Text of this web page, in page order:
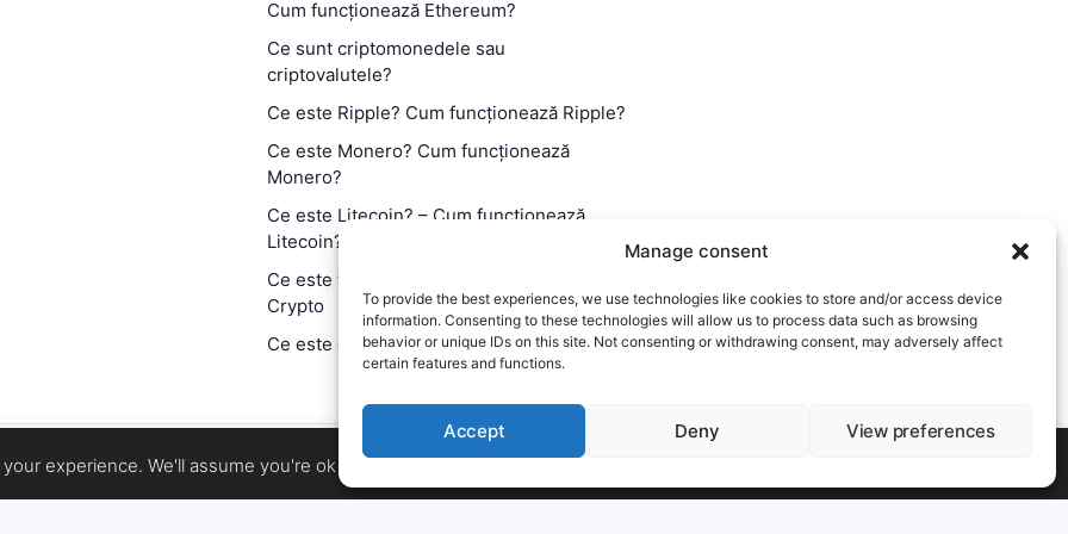
Manage consent
To provide the best experiences, we use technologies like cookies to store and/or access device
information. Consenting to these technologies will allow us to process data such as browsing
behavior or unique IDs on this site. Not consenting or withdrawing consent, may adversely affect
certain features and functions.
Accept Deny View preferences
Cum funcționează Ethereum?
Ce sunt criptomonedele sau
criptovalutele?
Ce este Ripple? Cum funcționează Ripple?
Ce este Monero? Cum funcționează
Monero?
Ce este Litecoin? – Cum funcționează
Litecoin?
Ce este tehnologia blockchain? Ghid
Crypto
Ce este contractul smart?
Copyright 2026 —MyCryptOption.
experience. We'll assume you're ok with this, but you can opt-out if you wish.